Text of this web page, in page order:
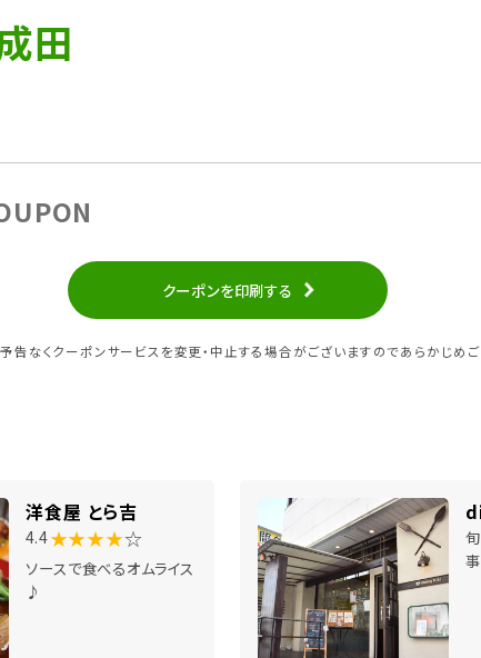
田
クーポンを印刷する
なくクーポンサービスを変更・中止する場合がございますのであらかじめご
洋食屋 とら吉
4.4★★★★☆
ソースで食べるオムライス
♪